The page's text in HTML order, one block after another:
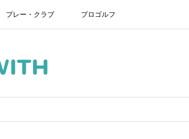
プレー・クラブ プロゴルフ